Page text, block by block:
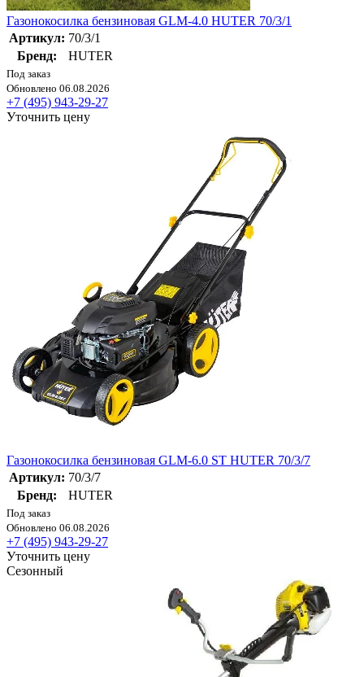
Газонокосилка бензиновая GLM-4.0 HUTER 70/3/1
Артикул: 70/3/1
Бренд:
HUTER
Под заказ
Обновлено 06.08.2026
+7 (495) 943-29-27
Уточнить цену
Газонокосилка бензиновая GLM-6.0 ST HUTER 70/3/7
Артикул: 70/3/7
Бренд:
HUTER
Под заказ
Обновлено 06.08.2026
+7 (495) 943-29-27
Уточнить цену
Сезонный